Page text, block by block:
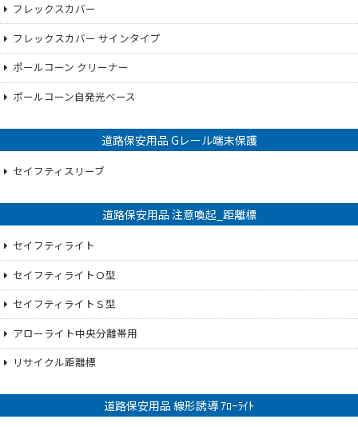
フレックスカバー
フレックスカバー サインタイプ
ポールコーン クリーナー
ポールコーン自発光ベース
道路保安用品 Gレール端末保護
セイフティスリーブ
道路保安用品 注意喚起_距離標
セイフティライト
セイフティライトＯ型
セイフティライトＳ型
アローライト中央分離帯用
リサイクル距離標
道路保安用品 線形誘導 ｱﾛｰﾗｲﾄ